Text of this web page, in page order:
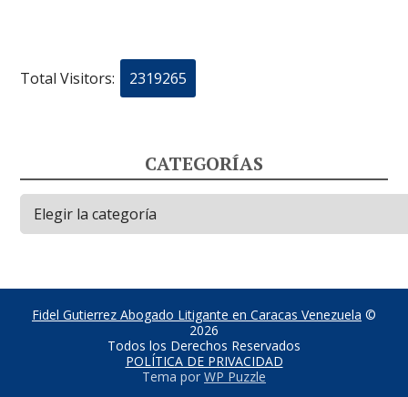
Total Visitors: 2319265
CATEGORÍAS
Categorías
Fidel Gutierrez Abogado Litigante en Caracas Venezuela ©
2026
Todos los Derechos Reservados
POLÍTICA DE PRIVACIDAD
Tema por WP Puzzle